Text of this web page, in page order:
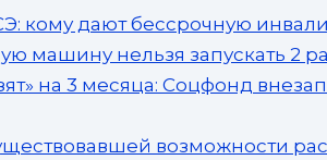
кому дают бессрочную
машину нельзя запускать 2
на 3 месяца: Соцфонд
возможности